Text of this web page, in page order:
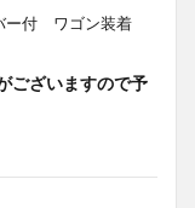
ー付 ワゴン装着
ございますので予